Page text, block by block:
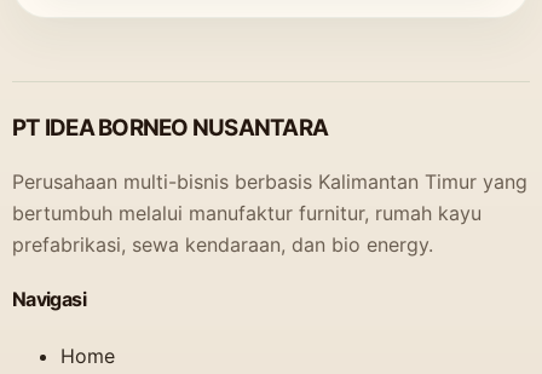
PT IDEA BORNEO NUSANTARA
Perusahaan multi-bisnis berbasis Kalimantan Timur yang
bertumbuh melalui manufaktur furnitur, rumah kayu
prefabrikasi, sewa kendaraan, dan bio energy.
Navigasi
Home